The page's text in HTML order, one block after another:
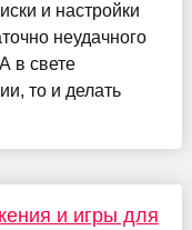
и настройки
неудачного
в свете
то и делать
и игры для